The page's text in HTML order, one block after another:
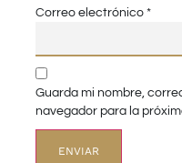
Correo electrónico *
Guarda mi nombre,
navegador para la